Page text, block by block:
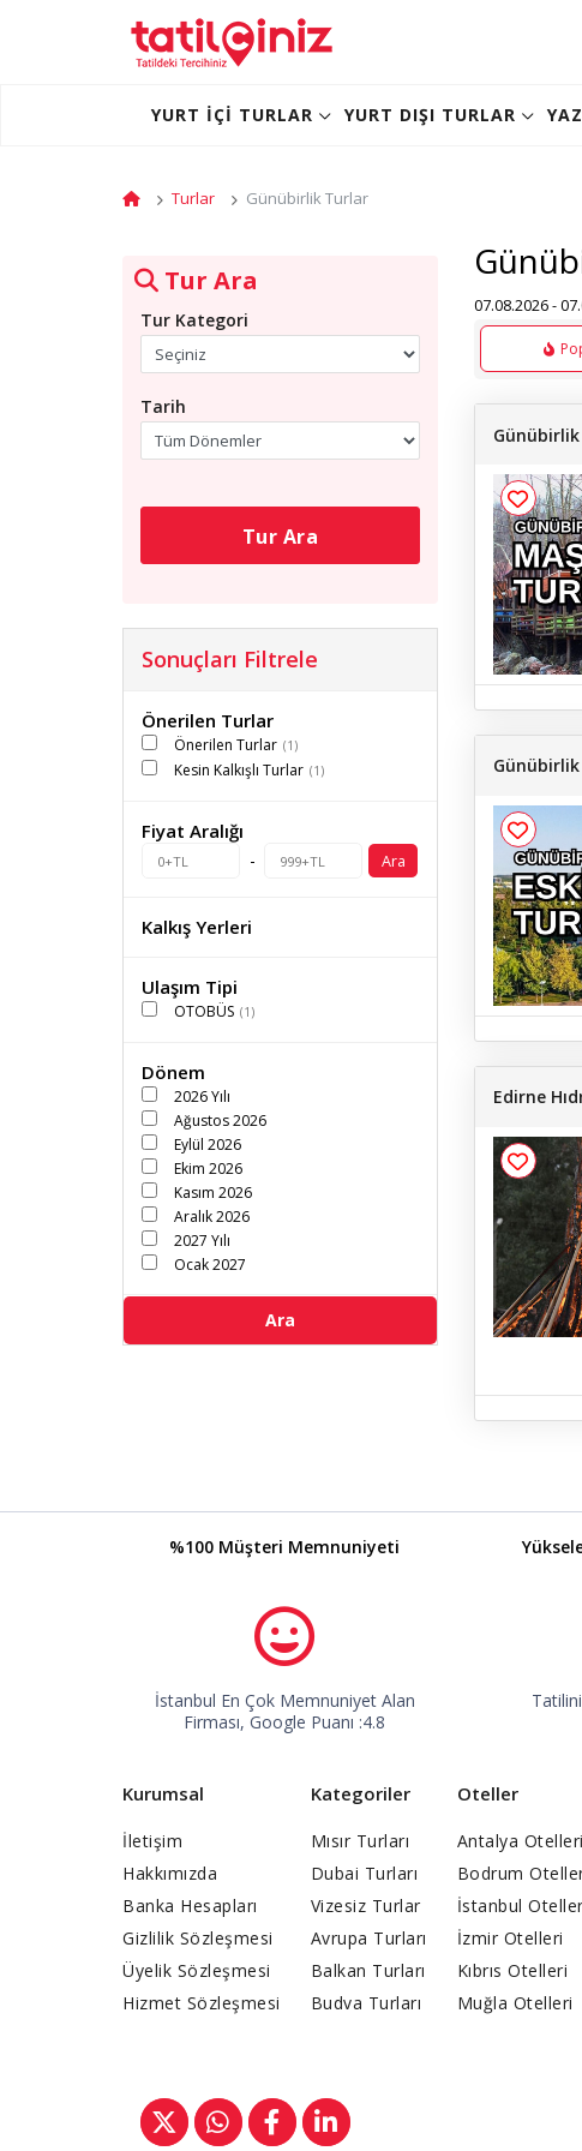
YURT İÇI TURLAR YURT DIŞI TURLAR
Turlar Günübirlik Turlar
Tur Ara
Tur Kategori
Tarih
Tur Ara
Sonuçları Filtrele
Önerilen Turlar
Önerilen Turlar (1)
Kesin Kalkışlı Turlar (1)
Fiyat Aralığı
- Ara
Kalkış Yerleri
Ulaşım Tipi
OTOBÜS (1)
Dönem
2026 Yılı
Ağustos 2026
Eylül 2026
Ekim 2026
Kasım 2026
Aralık 2026
2027 Yılı
Ocak 2027
Ara
07.08.2026 -
Edirne
%100 Müşteri Memnuniyeti
İstanbul En Çok Memnuniyet Alan
Firması, Google Puanı :4.8
Kurumsal
İletişim
Hakkımızda
Banka Hesapları
Gizlilik Sözleşmesi
Üyelik Sözleşmesi
Hizmet Sözleşmesi
Kategoriler
Mısır Turları
Dubai Turları
Vizesiz Turlar
Avrupa Turları
Balkan Turları
Budva Turları
Oteller
Antalya Otelleri
Bodrum
İstanbul
İzmir Otelleri
Kıbrıs Otelleri
Muğla Otelleri